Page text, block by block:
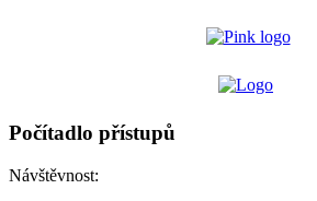
Počítadlo přístupů
Návštěvnost: